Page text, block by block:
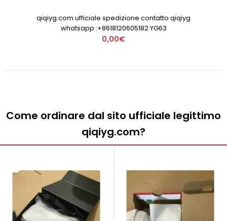
qiqiyg.com ufficiale spedizione contatto qiqiyg
whatsapp :+8618120605182 YG63
0,00€
Come ordinare dal sito ufficiale legittimo
qiqiyg.com?